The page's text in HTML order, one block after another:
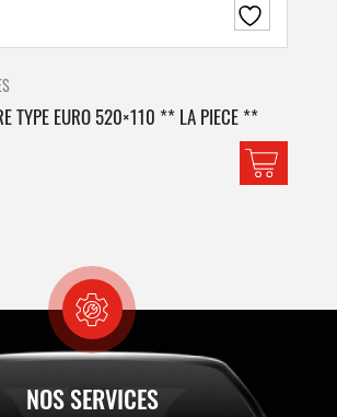
TYPE EURO 520×110 ** LA PIECE **
NOS SERVICES